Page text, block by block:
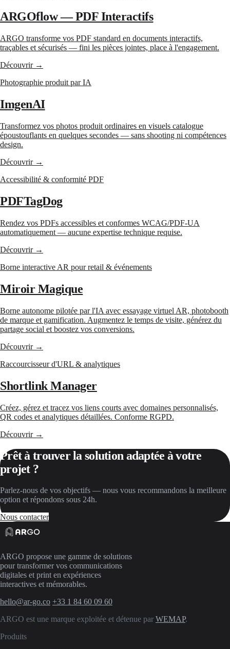
ARGOflow — PDF Interactifs
ARGO transforme vos PDF standard en documents interactifs,
traçables et sécurisés — fini les pièces jointes, place à l'engagement.
Découvrir →
Photographie produit par IA
ImgenAI
Transformez vos photos produit ordinaires en visuels catalogue
époustouflants en quelques secondes — sans shooting ni compétences
design.
Découvrir →
Accessibilité & conformité PDF
PDFTagDog
Rendez vos PDFs accessibles et conformes WCAG/PDF-UA
automatiquement — aucune expertise technique requise.
Découvrir →
Borne interactive AR pour retail & événements
Miroir Magique
Borne autonome pilotée par l'IA avec essayage virtuel AR, photobooth
de marque et gamification. Augmentez le temps de visite, générez du
partage social et boostez vos conversions.
Découvrir →
Raccourcisseur d'URL & analytiques
Shortlink Manager
Créez, gérez et tracez vos liens courts avec domaines personnalisés,
QR codes et analytiques détaillées. Conforme RGPD.
Découvrir →
Prêt à trouver la solution adaptée à votre
projet ?
Parlez-nous de vos objectifs — nous vous recommandons la meilleure
option et répondons sous 24h.
Nous contacter
ARGO propose une gamme de solutions
pour transformer vos communications
digitales et print en expériences
interactives et mémorables.
hello@ar-go.co +33 1 84 60 09 60
ARGO est une marque exploitée et détenue par WEMAP.
Produits